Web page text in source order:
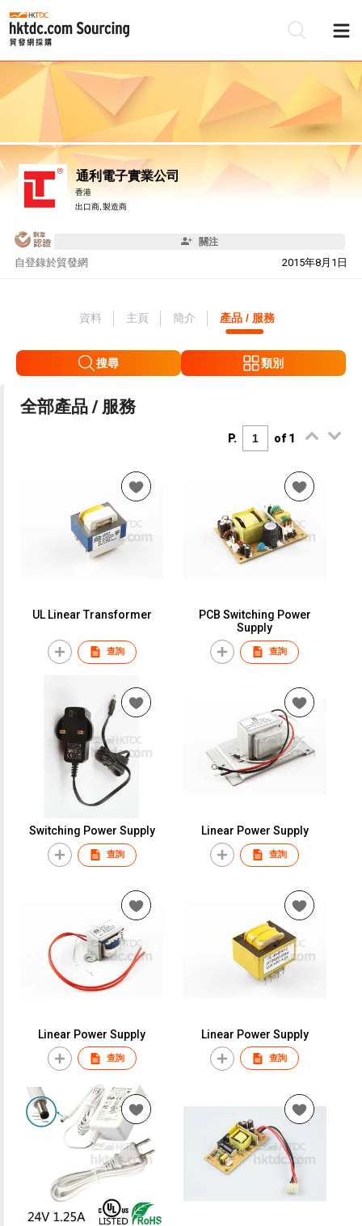
通利電子實業公司
香港
出口商, 製造商
關注
自 2015年8月1日
登錄於貿發網
資料 主頁 簡介 產品 / 服務
搜尋 類別
全部產品 / 服務
P. of 1
UL Linear Transformer
查詢
PCB Switching Power
Supply
查詢
Switching Power Supply
查詢
Linear Power Supply
查詢
Linear Power Supply
查詢
Linear Power Supply
查詢